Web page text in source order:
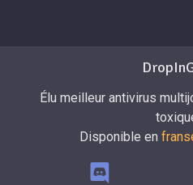
Élu meilleur antivirus
Disponible en